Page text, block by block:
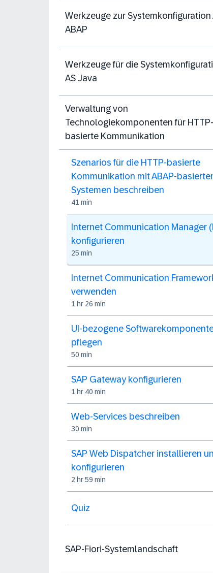
Werkzeuge zur Systemkonfiguration
ABAP
Werkzeuge für die
AS Java
Verwaltung von
Technologiekomponenten für HTTP-
basierte Kommunikation
Szenarios für die HTTP-basierte
Kommunikation mit ABAP-
Systemen beschreiben
41 min
Internet Communication Manager
konfigurieren
25 min
Internet Communication
verwenden
1 hr 26 min
UI-bezogene
pflegen
50 min
SAP Gateway konfigurieren
1 hr 40 min
Web-Services beschreiben
30 min
SAP Web Dispatcher installieren
konfigurieren
2 hr 59 min
Quiz
SAP-Fiori-Systemlandschaft